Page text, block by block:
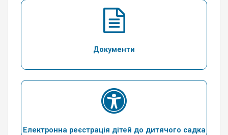
Документи
Електронна реєстрація дітей до дитячого садка